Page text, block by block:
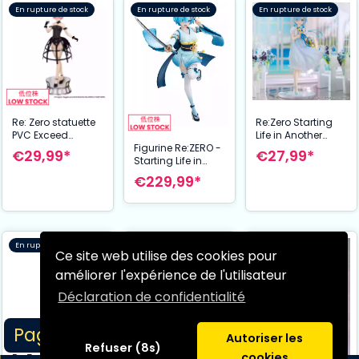
Ce site web utilise des cookies pour
améliorer l'expérience de l'utilisateur
Déclaration de confidentialité
Refuser (8s)
Autoriser les
Page 1/15
En rupture de stock
Re: Zero statuette
PVC Exceed
Creative Ram
Cage Dress 22 cm
€29,99*
En rupture de stock
Figurine Re:ZERO -
Starting Life in
Another World- 1/7
Rem Combat
€229,99*
En rupture de stock
Re:Zero Starting
Life in Another
World statuette
PVC Trio-Try-iT
€27,99*
En rupture de stock